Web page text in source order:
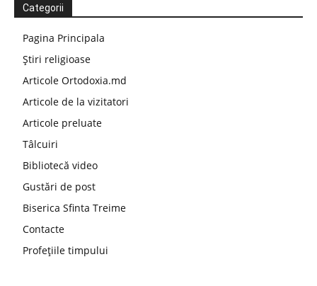
Categorii
Pagina Principala
Știri religioase
Articole Ortodoxia.md
Articole de la vizitatori
Articole preluate
Tâlcuiri
Bibliotecă video
Gustări de post
Biserica Sfinta Treime
Contacte
Profețiile timpului